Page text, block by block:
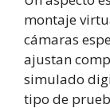
montaje
cámaras
ajustan
simulado
tipo de